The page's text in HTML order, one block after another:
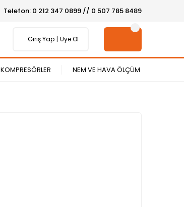
Telefon: 0 212 347 0899 // 0 507 785 8489
Giriş Yap Üye Ol
KOMPRESÖRLER NEM VE HAVA ÖLÇÜM